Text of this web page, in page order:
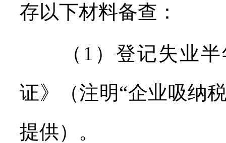
存以下材料备查：
（1）登记失业半
证》（注明“企业吸纳
提供）。